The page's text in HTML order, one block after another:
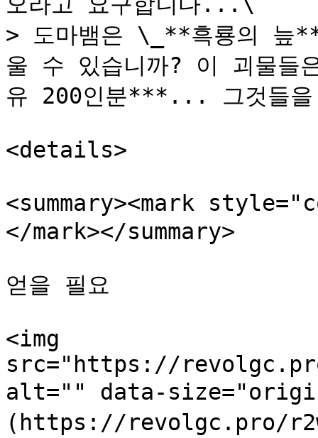
> 도마뱀은 \_**흑룡의 늪
울 수 있습니까? 이 괴물
유 200인분***... 그것들을
<details>
<summary><mark
</mark></summary>
얻을 필요
<img
src="https://
alt="" data-
(https://revolgc.pro/